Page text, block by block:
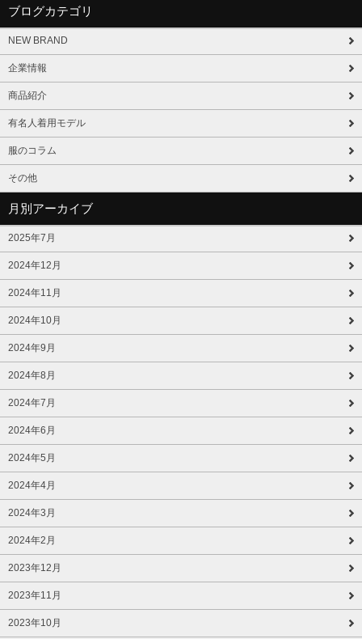
ブログカテゴリ
NEW BRAND
企業情報
商品紹介
有名人着用モデル
服のコラム
その他
月別アーカイブ
2025年7月
2024年12月
2024年11月
2024年10月
2024年9月
2024年8月
2024年7月
2024年6月
2024年5月
2024年4月
2024年3月
2024年2月
2023年12月
2023年11月
2023年10月